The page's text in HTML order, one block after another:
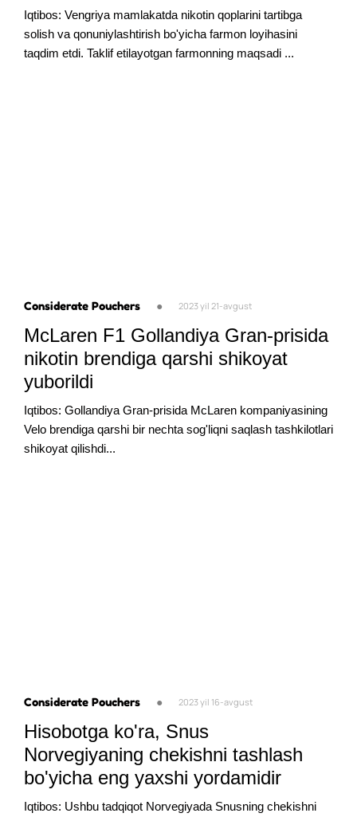
Iqtibos: Vengriya mamlakatda nikotin qoplarini tartibga
solish va qonuniylashtirish bo'yicha farmon loyihasini
taqdim etdi. Taklif etilayotgan farmonning maqsadi ...
Considerate Pouchers ● 2023 yil 21-avgust
McLaren F1 Gollandiya Gran-prisida
nikotin brendiga qarshi shikoyat
yuborildi
Iqtibos: Gollandiya Gran-prisida McLaren kompaniyasining
Velo brendiga qarshi bir nechta sog'liqni saqlash tashkilotlari
shikoyat qilishdi...
Considerate Pouchers ● 2023 yil 16-avgust
Hisobotga ko'ra, Snus
Norvegiyaning chekishni tashlash
bo'yicha eng yaxshi yordamidir
Iqtibos: Ushbu tadqiqot Norvegiyada Snusning chekishni